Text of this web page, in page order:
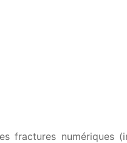
fractures numériques